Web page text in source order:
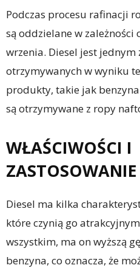
Podczas procesu rafinacji
są oddzielane w
wrzenia. Diesel jest
otrzymywanych w wyniku
produkty, takie jak
są otrzymywane z ropy
WŁAŚCIWOŚCI I
Diesel ma kilka
które czynią go
wszystkim, ma on wyższą
benzyna, co oznacza, że